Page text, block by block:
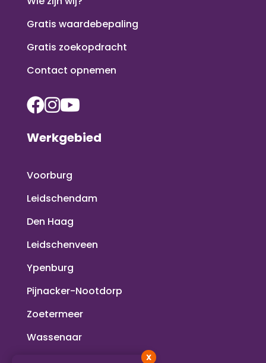
Gratis waardebepaling
Gratis zoekopdracht
Contact opnemen
Werkgebied
Voorburg
Leidschendam
Den Haag
Leidschenveen
Ypenburg
Pijnacker-Nootdorp
Zoetermeer
Wassenaar
X